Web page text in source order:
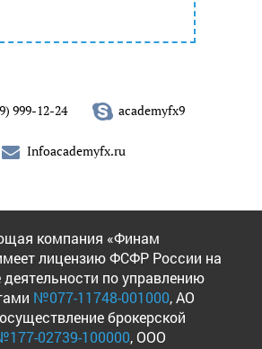
999-12-24 academyfx9
Infoacademyfx.ru
компания «Финам
лицензию ФСФР России на
по управлению
№077-11748-001000, АО
брокерской
02739-100000, ООО